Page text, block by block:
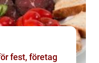
fest, företag